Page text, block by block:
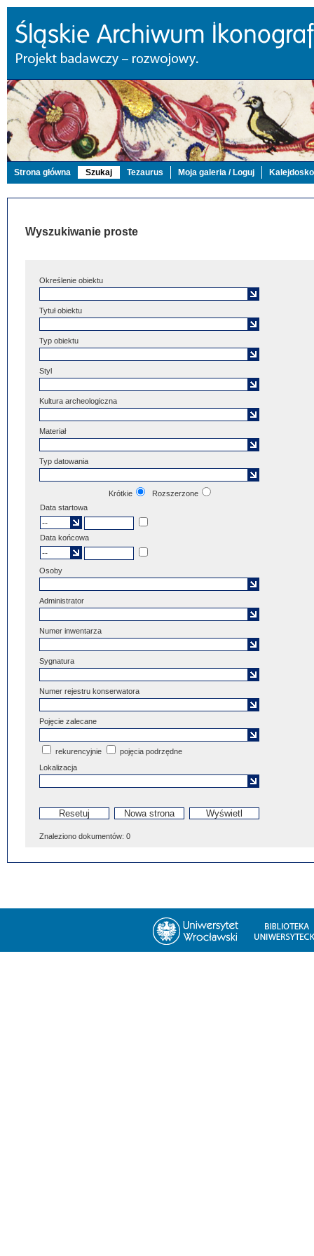
Strona główna Szukaj Tezaurus Moja galeria / Loguj
Wyszukiwanie proste
Określenie obiektu
Tytuł obiektu
Typ obiektu
Styl
Kultura archeologiczna
Materiał
Typ datowania
Krótkie
Rozszerzone
Data startowa
Data końcowa
Osoby
Administrator
Numer inwentarza
Sygnatura
Numer rejestru konserwatora
Pojęcie zalecane
rekurencyjnie
pojęcia podrzędne
Lokalizacja
Znaleziono dokumentów: 0